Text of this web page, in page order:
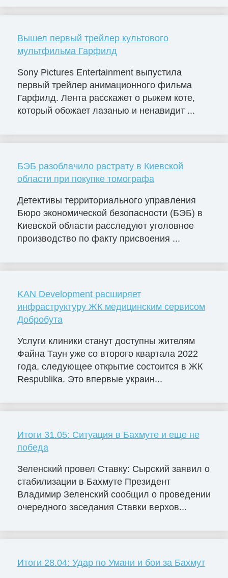
Вышел первый трейлер культового
мультфильма Гарфилд
Sony Pictures Entertainment выпустила
первый трейлер анимационного фильма
Гарфилд. Лента расскажет о рыжем коте,
который обожает лазанью и ненавидит ...
БЭБ разоблачило растрату в Киевской
области при покупке томографа
Детективы территориального управления
Бюро экономической безопасности (БЭБ) в
Киевской области расследуют уголовное
производство по факту присвоения ...
KAN Development расширяет
инфраструктуру ЖК медицинским сервисом
Добробута
Услуги клиники станут доступны жителям
Файна Таун уже со второго квартала 2022
года, следующее открытие состоится в ЖК
Respublika. Это впервые украин...
Итоги 31.05: Ситуация в Бахмуте и еще не
победа
Зеленский провел Ставку: Сырский заявил о
стабилизации в Бахмуте Президент
Владимир Зеленский сообщил о проведении
очередного заседания Ставки верхов...
Итоги 28.04: Удар по Умани и бои за Бахмут